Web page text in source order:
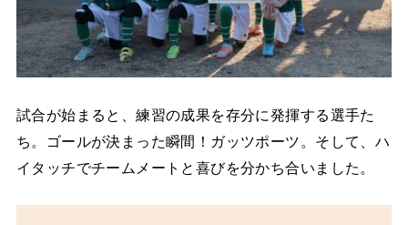
試合が始まると、練習の成果を存分に発揮する選手た
ち。ゴールが決まった瞬間！ガッツポーツ。そして、ハ
イタッチでチームメートと喜びを分かち合いました。